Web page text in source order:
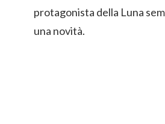
protagonista della Luna
una novità.